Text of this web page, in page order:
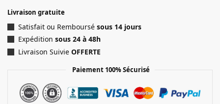
Livraison gratuite
Satisfait ou Remboursé sous 14 jours
Expédition sous 24 à 48h
Livraison Suivie OFFERTE
Paiement 100% Sécurisé